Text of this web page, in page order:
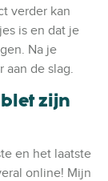
verder kan
is en dat je
Na je
de slag.
zijn
en het laatste
online! Mijn